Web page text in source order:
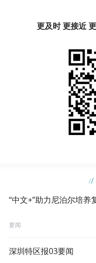
更及时 更接近
“中文+”助力尼泊尔培养
要闻
深圳特区报03要闻